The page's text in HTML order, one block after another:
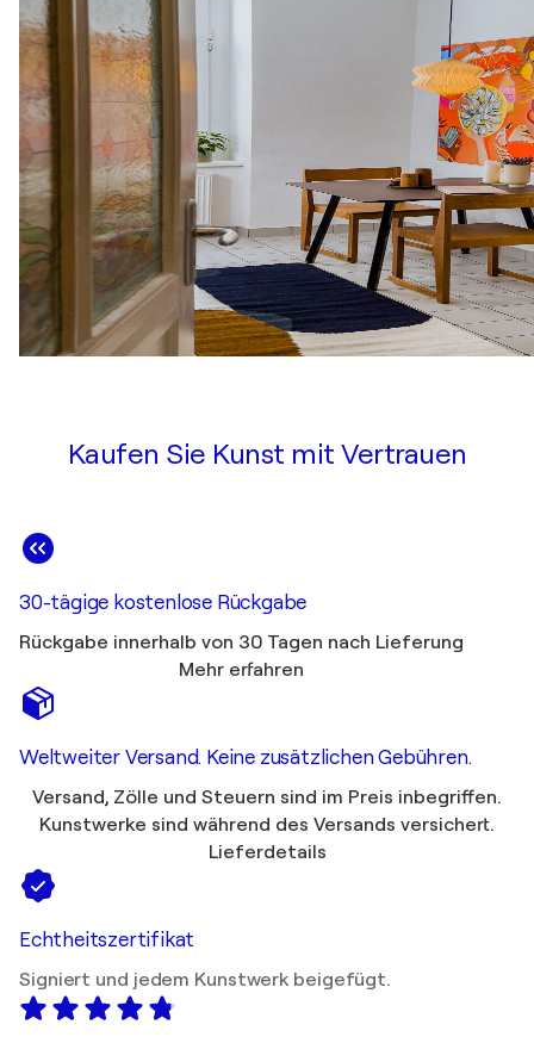
Kaufen Sie Kunst mit Vertrauen
30-tägige kostenlose Rückgabe
Rückgabe innerhalb von 30 Tagen nach Lieferung
Mehr erfahren
Weltweiter Versand. Keine zusätzlichen Gebühren.
Versand, Zölle und Steuern sind im Preis inbegriffen.
Kunstwerke sind während des Versands versichert.
Lieferdetails
Echtheitszertifikat
Signiert und jedem Kunstwerk beigefügt.